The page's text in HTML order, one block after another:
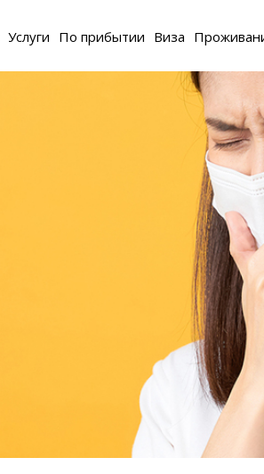
Услуги По прибытии Виза